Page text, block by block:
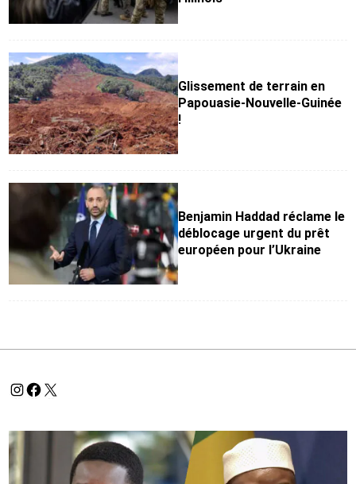
Glissement de terrain en
Papouasie-Nouvelle-Guinée
!
Benjamin Haddad réclame le
déblocage urgent du prêt
européen pour l’Ukraine